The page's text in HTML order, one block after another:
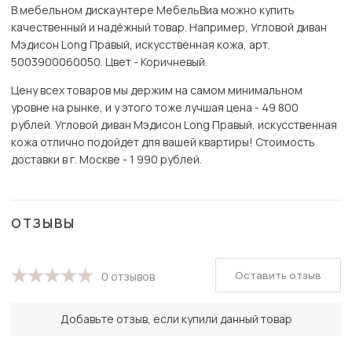
В мебельном дискаунтере МебельВиа можно купить
качественный и надёжный товар. Например, Угловой диван
Мэдисон Long Правый, искусственная кожа, арт.
5003900060050. Цвет - Коричневый.
Цену всех товаров мы держим на самом минимальном
уровне на рынке, и у этого тоже лучшая цена - 49 800
рублей. Угловой диван Мэдисон Long Правый, искусственная
кожа отлично подойдет для вашей квартиры! Стоимость
доставки в г. Москве - 1 990 рублей.
ОТЗЫВЫ
0 отзывов
Добавьте отзыв, если купили данный товар
Оставить отзыв